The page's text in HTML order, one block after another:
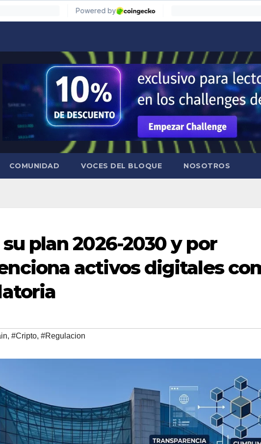
COMUNIDAD VOCES DEL BLOQUE NOSOTROS
plan 2026-2030 y por
activos digitales
, #Cripto, #Regulacion